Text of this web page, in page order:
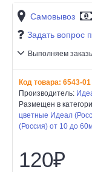
Самовывоз
Задать вопрос
Выполняем
Код товара: 6543-01
Производитель:
Размещен в
цветные Идеал
(Россия) от 10 до
120₽